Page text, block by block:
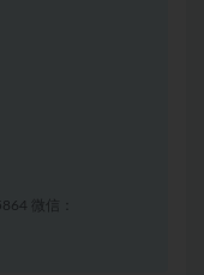
微信：